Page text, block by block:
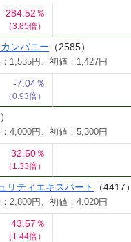
284.52％
（3.85倍）
ンパニー （2585）
1,535円、初値：1,427円
-7.04％
（0.93倍）
4,000円、初値：5,300円
32.50％
（1.33倍）
リティエキスパート （4417）
2,800円、初値：4,020円
43.57％
（1.44倍）